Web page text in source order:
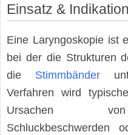
Einsatz & Indikation
Eine Laryngoskopie ist
bei der die Strukturen
die Stimmbänder
Verfahren wird
Ursachen von
Schluckbeschwerden